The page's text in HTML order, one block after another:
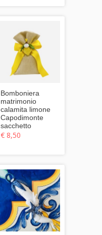
Bomboniera
matrimonio
calamita limone
Capodimonte
sacchetto
€ 8,50